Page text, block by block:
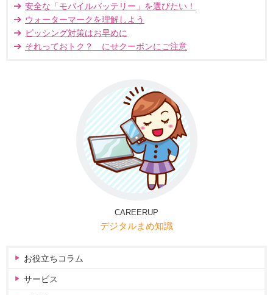
安全な「モバイルバッテリー」を選びたい！
ウォーターマークを理解しよう
ビッシング対策はお早めに
それっておトク？ にせクーポンにご注意
CAREERUP
デジタルまめ知識
お役立ちコラム
サービス